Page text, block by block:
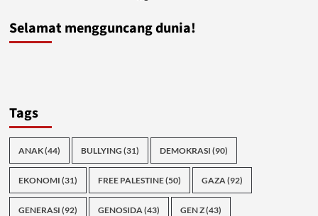
Selamat mengguncang dunia!
Tags
ANAK(44) BULLYING (31) DEMOKRASI (90)
EKONOMI (31) FREE PALESTINE(50) GAZA(92)
GENERASI (92) GENOSIDA(43) GEN Z(43)